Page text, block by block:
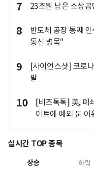
7 23조원 남은 소상
8
반도체 공장 통째
통신 병목"
9
[사이언스샷] 코로
발
10
[비즈톡톡] 美, 폐
이트에 예외 둔 이
실시간 TOP 종목
상승 하락